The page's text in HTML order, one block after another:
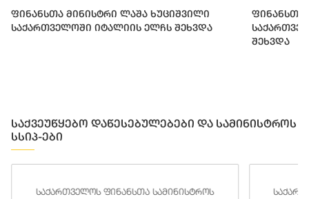
ფინანსთა მინისტრი ლაშა ხუციშვილი
საქართველოში იტალიის ელჩს შეხვდა
ფინანსთა
შეხვდა
საქვეუწყებო დაწესებულებები და სამინისტროს
სსიპ-ები
ფინანსთა სამინისტროს
საქართველოს